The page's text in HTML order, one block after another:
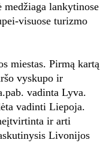
lankytinose
visuose turizmo
miestas. Pirmą kartą
vyskupo ir
vadinta Lyva.
vadinti Liepoja.
ir arti
Livonijos